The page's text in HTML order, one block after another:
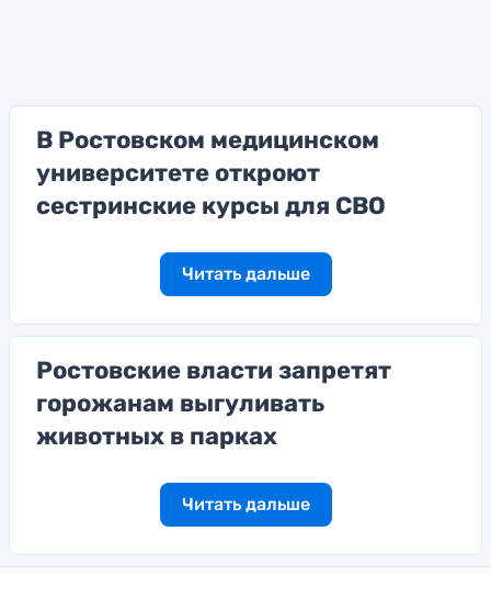
В Ростовском медицинском
университете откроют
сестринские курсы для СВО
Читать дальше
Ростовские власти запретят
горожанам выгуливать
животных в парках
Читать дальше